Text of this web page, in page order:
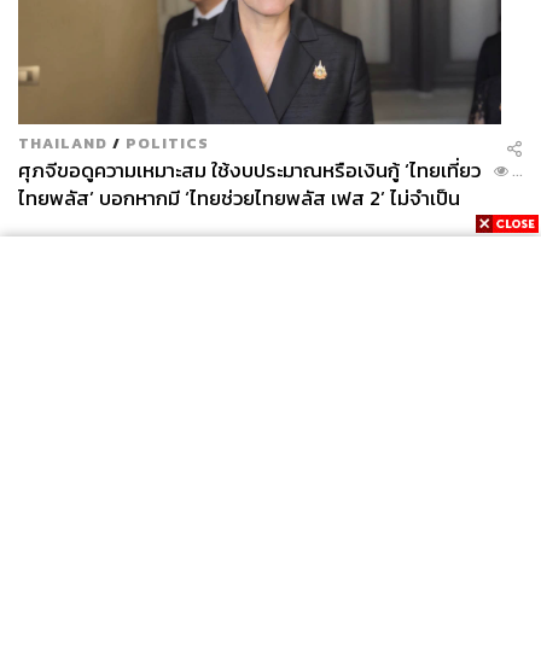
THAILAND / POLITICS
ศุภจีขอดูความเหมาะสม ใช้งบประมาณหรือเงินกู้ ‘ไทยเที่ยว
ไทยพลัส’ บอกหากมี ‘ไทยช่วยไทยพลัส เฟส 2’ ไม่จำเป็น
ต้องออกพร้อมกัน
...